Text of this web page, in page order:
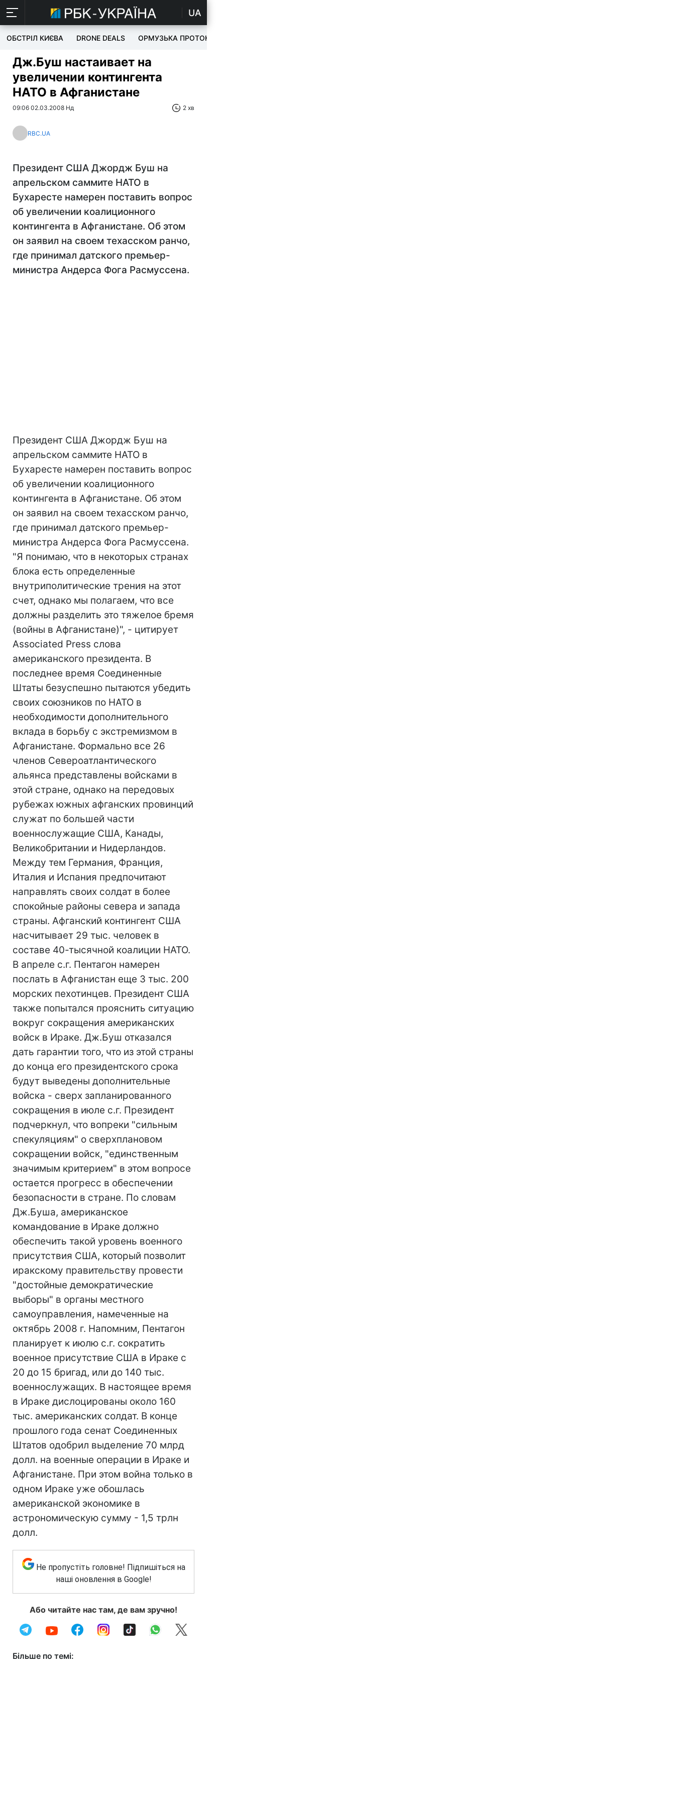
UA
ОБСТРІЛ КИЄВА DRONE DEALS ОРМУЗЬКА ПРОТОКА
Дж.Буш настаивает на
увеличении контингента
НАТО в Афганистане
09:06 02.03.2008 Нд 2 хв
RBC.UA
Президент США Джордж Буш на
апрельском саммите НАТО в
Бухаресте намерен поставить вопрос
об увеличении коалиционного
контингента в Афганистане. Об этом
он заявил на своем техасском ранчо,
где принимал датского премьер-
министра Андерса Фога Расмуссена.
Президент США Джордж Буш на
апрельском саммите НАТО в
Бухаресте намерен поставить вопрос
об увеличении коалиционного
контингента в Афганистане. Об этом
он заявил на своем техасском ранчо,
где принимал датского премьер-
министра Андерса Фога Расмуссена.
"Я понимаю, что в некоторых странах
блока есть определенные
внутриполитические трения на этот
счет, однако мы полагаем, что все
должны разделить это тяжелое бремя
(войны в Афганистане)", - цитирует
Associated Press слова
американского президента. В
последнее время Соединенные
Штаты безуспешно пытаются убедить
своих союзников по НАТО в
необходимости дополнительного
вклада в борьбу с экстремизмом в
Афганистане. Формально все 26
членов Североатлантического
альянса представлены войсками в
этой стране, однако на передовых
рубежах южных афганских провинций
служат по большей части
военнослужащие США, Канады,
Великобритании и Нидерландов.
Между тем Германия, Франция,
Италия и Испания предпочитают
направлять своих солдат в более
спокойные районы севера и запада
страны. Афганский контингент США
насчитывает 29 тыс. человек в
составе 40-тысячной коалиции НАТО.
В апреле с.г. Пентагон намерен
послать в Афганистан еще 3 тыс. 200
морских пехотинцев. Президент США
также попытался прояснить ситуацию
вокруг сокращения американских
войск в Ираке. Дж.Буш отказался
дать гарантии того, что из этой страны
до конца его президентского срока
будут выведены дополнительные
войска - сверх запланированного
сокращения в июле с.г. Президент
подчеркнул, что вопреки "сильным
спекуляциям" о сверхплановом
сокращении войск, "единственным
значимым критерием" в этом вопросе
остается прогресс в обеспечении
безопасности в стране. По словам
Дж.Буша, американское
командование в Ираке должно
обеспечить такой уровень военного
присутствия США, который позволит
иракскому правительству провести
"достойные демократические
выборы" в органы местного
самоуправления, намеченные на
октябрь 2008 г. Напомним, Пентагон
планирует к июлю с.г. сократить
военное присутствие США в Ираке с
20 до 15 бригад, или до 140 тыс.
военнослужащих. В настоящее время
в Ираке дислоцированы около 160
тыс. американских солдат. В конце
прошлого года сенат Соединенных
Штатов одобрил выделение 70 млрд
долл. на военные операции в Ираке и
Афганистане. При этом война только в
одном Ираке уже обошлась
американской экономике в
астрономическую сумму - 1,5 трлн
долл.
Не пропустіть головне! Підпишіться на
наші оновлення в Google!
Або читайте нас там, де вам зручно!
Більше по темі: